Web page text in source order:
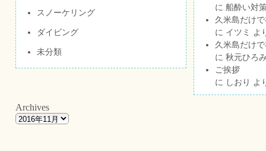
スノーケリング
ダイビング
未分類
に 船酔い対
久米島だけ
に イツミ
よ
久米島だけ
に 秋元ひろ
ご挨拶
に しおり よ
Archives